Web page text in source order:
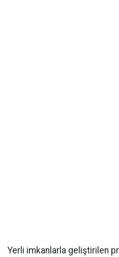
Yerli imkanlarla geliştirilen